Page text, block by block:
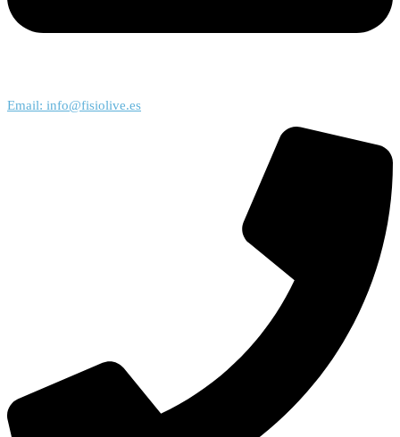
Email: info@fisiolive.es